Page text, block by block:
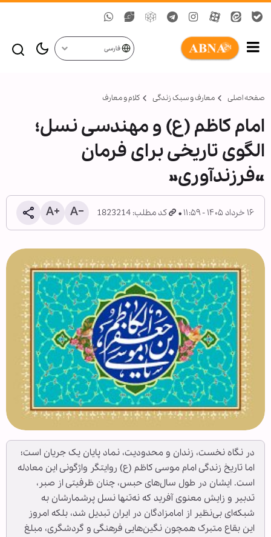
فارسی
صفحه اصلی معارف و سبک زندگی کلام و معارف
امام کاظم (ع) و مهندسی نسل؛
الگوی تاریخی برای فرمان
«فرزندآوری»
۱۶ خرداد ۱۴۰۵ - ۱۱:۵۹ کد مطلب: 1823214
در نگاه نخست، زندان و محدودیت، نماد پایان یک جریان است؛
اما تاریخ زندگی امام موسی کاظم (ع) روایتگر واژگونی این معادله
است. ایشان در طول سال‌های حبس، چنان ظرفیتی از صبر،
تدبیر و زایش معنوی آفرید که نه‌تنها نسل پرشمارشان به
شبکه‌ای بی‌نظیر از امامزادگان در ایران تبدیل شد، بلکه امروز
این بقاع متبرک همچون نگین‌هایی فرهنگی و گردشگری، مبلغ